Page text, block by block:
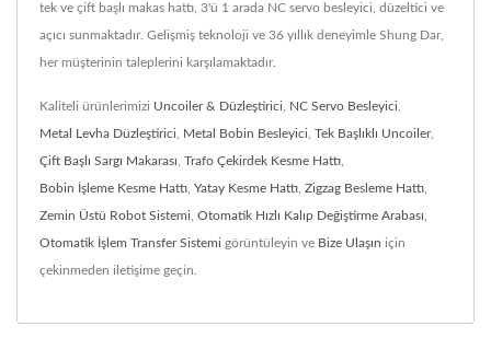
tek ve çift başlı makas hattı, 3'ü 1 arada NC servo besleyici, düzeltici ve
açıcı sunmaktadır. Gelişmiş teknoloji ve 36 yıllık deneyimle Shung Dar,
her müşterinin taleplerini karşılamaktadır.
Kaliteli ürünlerimizi Uncoiler & Düzleştirici NC Servo Besleyici
Metal Levha Düzleştirici Metal Bobin Besleyici Tek Başlıklı Uncoiler,
Çift Başlı Sargı Makarası Trafo Çekirdek Kesme Hattı
Bobin İşleme Kesme Hattı Yatay Kesme Hattı Zigzag Besleme Hattı
Zemin Üstü Robot Sistemi Otomatik Hızlı Kalıp Değiştirme Arabası
Otomatik İşlem Transfer Sistemi görüntüleyin ve Bize Ulaşın için
çekinmeden iletişime geçin.